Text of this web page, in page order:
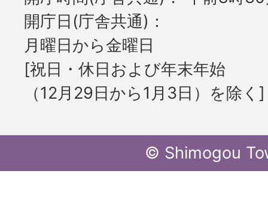
開庁日(庁舎共通)
月曜日から金曜日
[祝日・休日および年末年始
（12月29日から1月3日）を除く]
© Shimogou